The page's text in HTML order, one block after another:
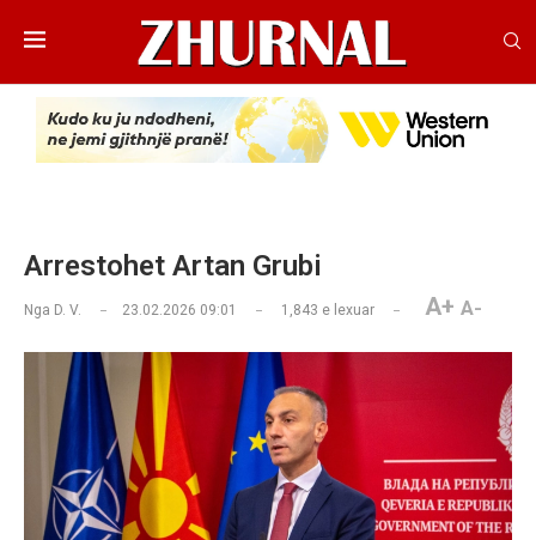
Arrestohet Artan Grubi
Nga D. V. 23.02.2026 09:01 1,843 e lexuar A+ A-